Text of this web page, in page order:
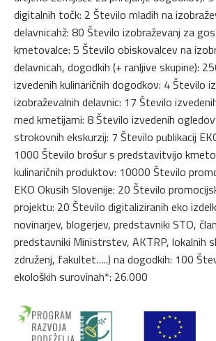
digitalnih točk: 2 Število mladih na
delavnicahž: 80 Število izobraževanj za
kmetovalce: 5 Število obiskovalcev na
delavnicah, dogodkih (+ ranljive skupine):
izvedenih kulinaričnih dogodkov: 4 Število
izobraževalnih delavnic: 17 Število
med kmetijami: 8 Število izvedenih
strokovnih ekskurzij: 7 Število publikacij
1000 Število brošur s predstavitvijo
kulinaričnih produktov: 10000 Število
EKO Okusih Slovenije: 20 Število
projektu: 20 Število digitaliziranih eko
novinarjev, blogerjev, predstavniki STO,
predstavniki Ministrstev, AKTRP, lokalnih
združenj, fakultet…..) na dogodkih: 100
ekoloških surovinah*: 26.000